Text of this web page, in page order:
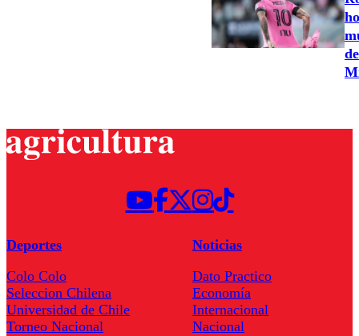
Deportes
Colo Colo
Seleccion Chilena
Universidad de Chile
Torneo Nacional
Noticias
Dato Practico
Economía
Internacional
Nacional